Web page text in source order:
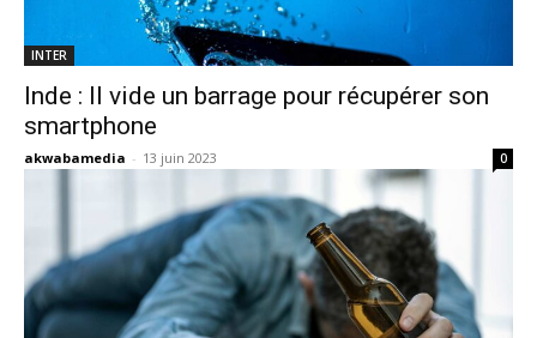
INTER
Inde : Il vide un barrage pour récupérer son
smartphone
akwabamedia - 13 juin 2023 0